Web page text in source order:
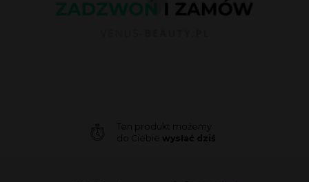
Ten produkt możemy
do Ciebie wysłać dziś